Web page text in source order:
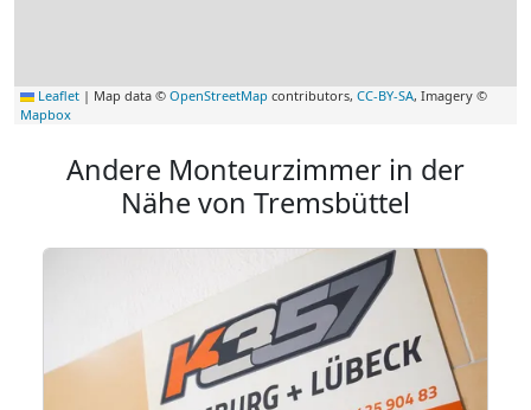
Leaflet | Map data © OpenStreetMap contributors, CC-BY-SA, Imagery ©
Mapbox
Andere Monteurzimmer in der
Nähe von Tremsbüttel